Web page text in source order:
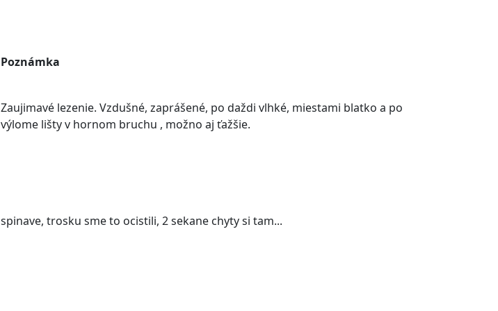
Poznámka
Zaujimavé lezenie. Vzdušné, zaprášené, po daždi vlhké, miestami blatko a po
výlome lišty v hornom bruchu , možno aj ťažšie.
spinave, trosku sme to ocistili, 2 sekane chyty si tam...